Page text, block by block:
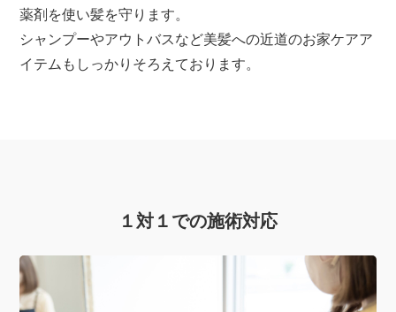
薬剤を使い髪を守ります。
シャンプーやアウトバスなど美髪への近道のお家ケアア
イテムもしっかりそろえております。
１対１での施術対応